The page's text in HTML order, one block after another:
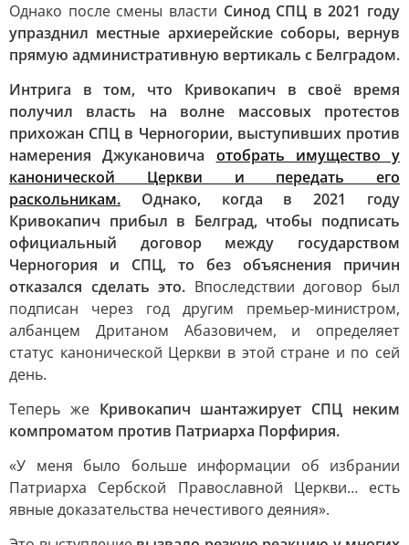
Однако после смены власти Синод СПЦ в 2021 году
упразднил местные архиерейские соборы, вернув
прямую административную вертикаль с Белградом.
Интрига в том, что Кривокапич в своё время
получил власть на волне массовых протестов
прихожан СПЦ в Черногории, выступивших против
намерения Джукановича отобрать имущество у
канонической Церкви и передать его
раскольникам. Однако, когда в 2021 году
Кривокапич прибыл в Белград, чтобы подписать
официальный договор между государством
Черногория и СПЦ, то без объяснения причин
отказался сделать это. Впоследствии договор был
подписан через год другим премьер-министром,
албанцем Дританом Абазовичем, и определяет
статус канонической Церкви в этой стране и по сей
день.
Теперь же Кривокапич шантажирует СПЦ неким
компроматом против Патриарха Порфирия.
«У меня было больше информации об избрании
Патриарха Сербской Православной Церкви… есть
явные доказательства нечестивого деяния».